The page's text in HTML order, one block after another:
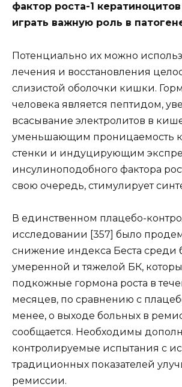
фактор роста-1 кератиноцитов
играть важную роль в
Потенциально их можно
лечения и восстановления
слизистой оболочки кишки.
человека является пептидом,
всасывание электролитов в
уменьшающим проницаемость
стенки и индуцирующим
инсулиноподобного фактора
свою очередь, стимулирует
В единственном плацебо-
исследовании [357] было
снижение индекса Беста среди
умеренной и тяжелой БК,
подкожные гормона роста в
месяцев, по сравнению с
менее, о выходе больных в
сообщается. Необходимы
контролируемые испытания с
традиционных показателей
ремиссии.